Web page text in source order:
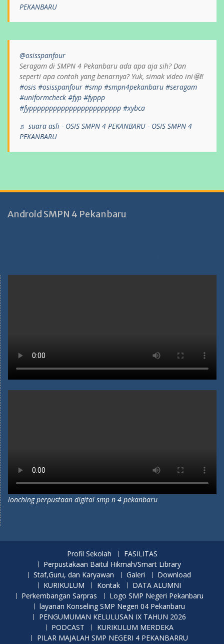
PEKANBARU
@osisspanfour
Seragam di SMPN 4 Pekanbaru ada apa aja sih? Dan
seperti apa contoh yang benarnya? Yuk, simak video ini🤩‼️
#osis #osisspanfour #smp #smpn4pekanbaru #seragam
#uniformcheck #fyp #fyppp
#fyppppppppppppppppppppppp #xybca
♬ suara asli - OSIS SMPN 4 PEKANBARU - OSIS SMPN 4
PEKANBARU
Android SMPN 4 Pekanbaru
lonching perpustaan digital smp n 4 pekanbaru
Profil Sekolah
FASILITAS
Perpustakaan Baitul Hikmah/Smart Library
Staf,Guru, dan Karyawan
Galeri
Download
KURIKULUM
Kontak
DATA ALUMNI
Perkembangan Sarpras
Logo SMP Negeri Pekanbaru
layanan Konseling SMP Negeri 04 Pekanbaru
PENGUMUMAN KELULUSAN IX TAHUN 2026
PODCAST
KURIKULUM MERDEKA
PILAR MAJALAH SMP NEGERI 4 PEKANBARRU